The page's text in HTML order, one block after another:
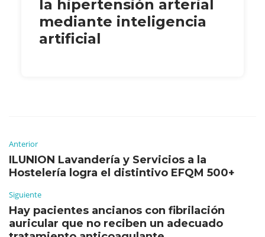
la hipertensión arterial
mediante inteligencia
artificial
Anterior
ILUNION Lavandería y Servicios a la
Hostelería logra el distintivo EFQM 500+
Siguiente
Hay pacientes ancianos con fibrilación
auricular que no reciben un adecuado